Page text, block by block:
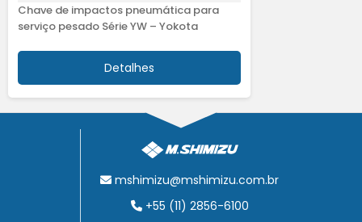
Chave de impactos pneumática para
serviço pesado Série YW – Yokota
Detalhes
mshimizu@mshimizu.com.br
+55 (11) 2856-6100